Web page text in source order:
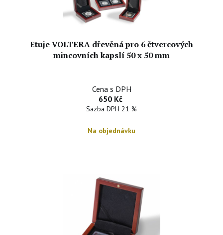
Etuje VOLTERA dřevěná pro 6 čtvercových
mincovních kapslí 50 x 50 mm
Cena s DPH
650 Kč
Sazba DPH 21 %
Na objednávku